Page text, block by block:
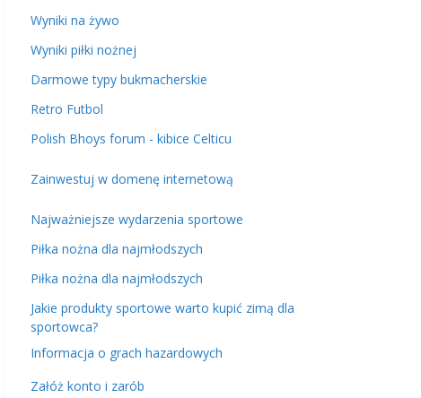
Wyniki na żywo
Wyniki piłki nożnej
Darmowe typy bukmacherskie
Retro Futbol
Polish Bhoys forum - kibice Celticu
Zainwestuj w domenę internetową
Najważniejsze wydarzenia sportowe
Piłka nożna dla najmłodszych
Piłka nożna dla najmłodszych
Jakie produkty sportowe warto kupić zimą dla
sportowca?
Informacja o grach hazardowych
Załóż konto i zarób